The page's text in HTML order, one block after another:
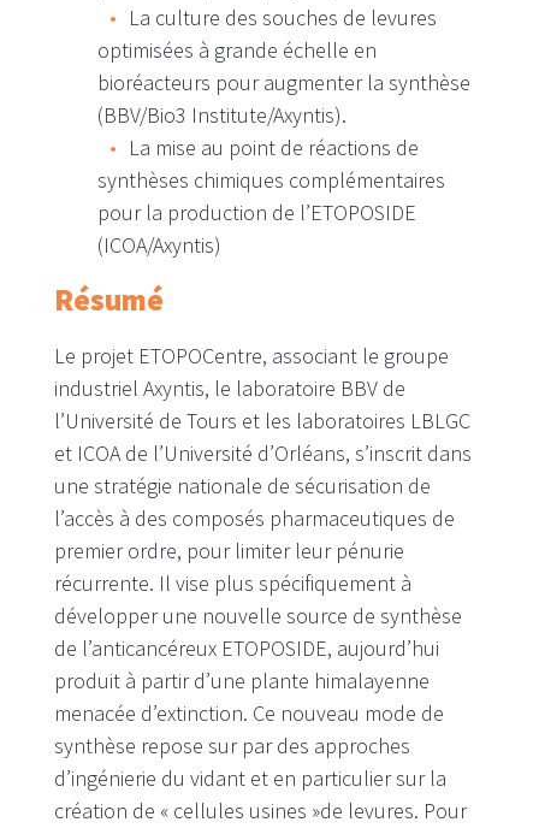
La culture des souches de levures
optimisées à grande échelle en
bioréacteurs pour augmenter la synthèse
(BBV/Bio3 Institute/Axyntis).
La mise au point de réactions de
synthèses chimiques complémentaires
pour la production de l’ETOPOSIDE
(ICOA/Axyntis)
Résumé
Le projet ETOPOCentre, associant le groupe
industriel Axyntis, le laboratoire BBV de
l’Université de Tours et les laboratoires LBLGC
et ICOA de l’Université d’Orléans, s’inscrit dans
une stratégie nationale de sécurisation de
l’accès à des composés pharmaceutiques de
premier ordre, pour limiter leur pénurie
récurrente. Il vise plus spécifiquement à
développer une nouvelle source de synthèse
de l’anticancéreux ETOPOSIDE, aujourd’hui
produit à partir d’une plante himalayenne
menacée d’extinction. Ce nouveau mode de
synthèse repose sur par des approches
d’ingénierie du vidant et en particulier sur la
création de « cellules usines »de levures. Pour